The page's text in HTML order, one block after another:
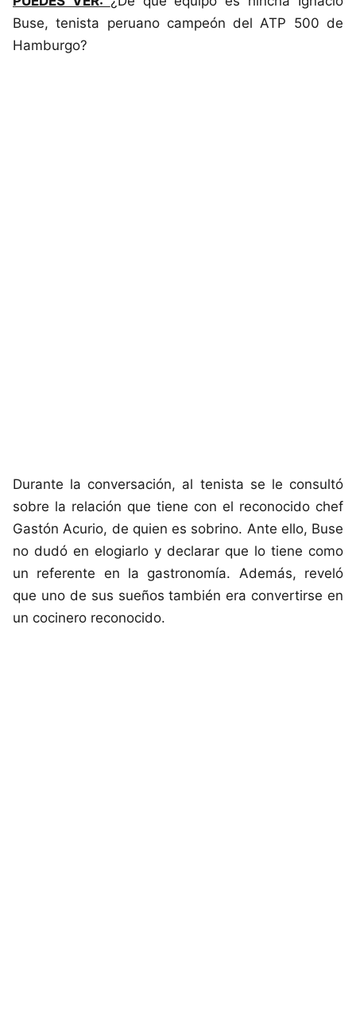
Buse, tenista peruano campeón del ATP 500 de
Hamburgo?
Durante la conversación, al tenista se le consultó
sobre la relación que tiene con el reconocido chef
Gastón Acurio, de quien es sobrino. Ante ello, Buse
no dudó en elogiarlo y declarar que lo tiene como
un referente en la gastronomía. Además, reveló
que uno de sus sueños también era convertirse en
un cocinero reconocido.